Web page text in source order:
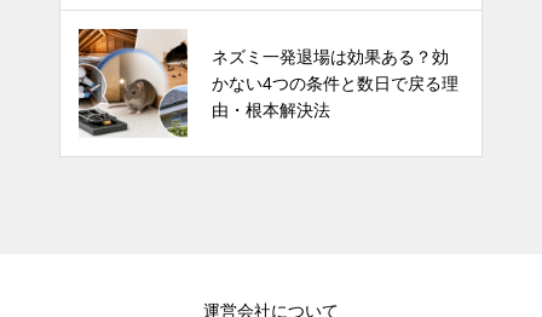
ネズミ一発退場は効果ある？効
かない4つの条件と数日で戻る理
由・根本解決法
運営会社について